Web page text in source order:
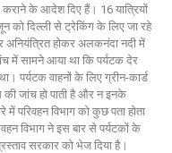
कराने के आदेश दिए हैं। 16 यात्रियों
को दिल्ली से ट्रेकिंग के लिए जा रहे
अनियंत्रित होकर अलकनंदा नदी में
में सामने आया था कि पर्यटक देर
पर्यटक वाहनों के लिए ग्रीन-कार्ड
की जांच हो पाती है और न इनके
में परिवहन विभाग को कुछ पता होता
विभाग ने इस बार से पर्यटकों के
सरकार को भेज दिया है।